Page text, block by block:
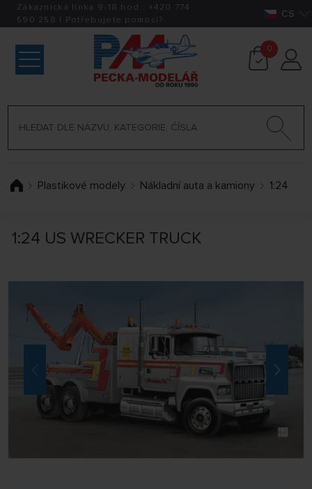
Zákaznická linka 9-18 hod.: +420 774
590 258 | Potřebujete pomoci? CS
0
Plastikové modely Nákladní auta a kamiony 1:24
1:24 US WRECKER TRUCK